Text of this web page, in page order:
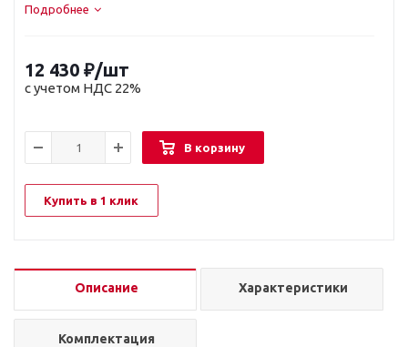
Подробнее
12 430 ₽/шт
с учетом НДС 22%
В корзину
Купить в 1 клик
Описание Характеристики
Комплектация